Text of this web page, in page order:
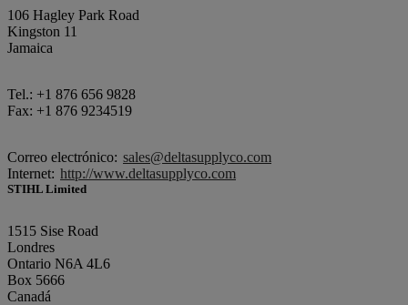
106 Hagley Park Road
Kingston 11
Jamaica
Tel.: +1 876 656 9828
Fax: +1 876 9234519
Correo electrónico: sales@deltasupplyco.com
Internet: http://www.deltasupplyco.com
STIHL Limited
1515 Sise Road
Londres
Ontario N6A 4L6
Box 5666
Canadá